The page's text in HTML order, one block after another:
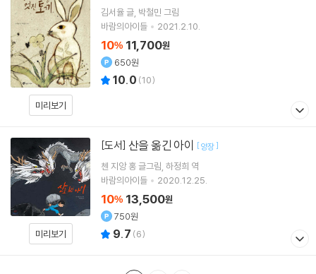
미리보기
김서율글 박철민 그림
바람의아이들
2021.2.10.
10% 11,700원
650원
10.0 (10)
미리보기
[도서] 산을 옮긴 아이 [양장]
첸 지앙 홍글그림 하정희 역
바람의아이들
2020.12.25.
10% 13,500원
750원
9.7 (6)